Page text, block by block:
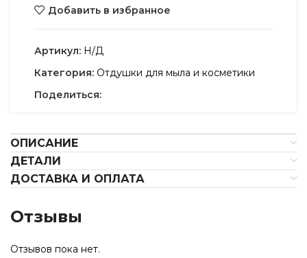
Добавить в избранное
Артикул: Н/Д
Категория: Отдушки для мыла и косметики
Поделиться:
ОПИСАНИЕ
ДЕТАЛИ
ДОСТАВКА И ОПЛАТА
Отзывы
Отзывов пока нет.